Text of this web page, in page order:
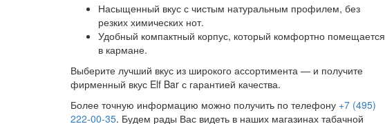
Насыщенный вкус с чистым натуральным профилем, без
резких химических нот.
Удобный компактный корпус, который комфортно помещается
в кармане.
Выберите лучший вкус из широкого ассортимента — и получите
фирменный вкус Elf Bar с гарантией качества.
Более точную информацию можно получить по телефону +7 (495)
222-00-35. Будем рады Вас видеть в наших магазинах табачной